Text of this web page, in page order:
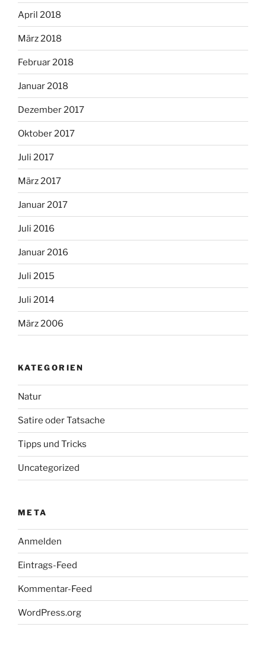
April 2018
März 2018
Februar 2018
Januar 2018
Dezember 2017
Oktober 2017
Juli 2017
März 2017
Januar 2017
Juli 2016
Januar 2016
Juli 2015
Juli 2014
März 2006
KATEGORIEN
Natur
Satire oder Tatsache
Tipps und Tricks
Uncategorized
META
Anmelden
Eintrags-Feed
Kommentar-Feed
WordPress.org